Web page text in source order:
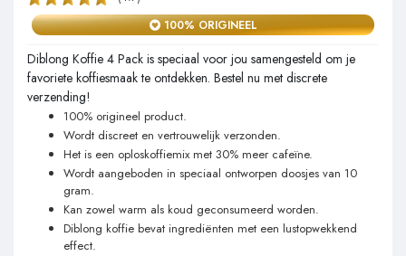
100% ORIGINEEL
Diblong Koffie 4 Pack is speciaal voor jou samengesteld om je
favoriete koffiesmaak te ontdekken. Bestel nu met discrete
verzending!
100% origineel product.
Wordt discreet en vertrouwelijk verzonden.
Het is een oploskoffiemix met 30% meer cafeïne.
Wordt aangeboden in speciaal ontworpen doosjes van 10
gram.
Kan zowel warm als koud geconsumeerd worden.
Diblong koffie bevat ingrediënten met een lustopwekkend
effect.